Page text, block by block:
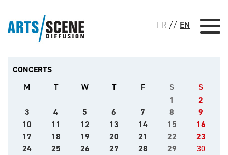
FR // EN
CONCERTS
M
T W T F S
S
1
2
3
4 5 6 7 8
9
10
11 12 13 14 15
16
17
18 19 20 21 22
23
24
25 26 27 28 29
30